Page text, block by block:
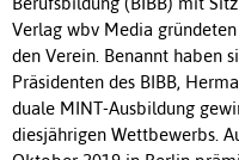
Verlag wbv Media
den Verein. Benannt haben
Präsidenten des BIBB,
duale MINT-Ausbildung
diesjährigen Wettbewerbs.